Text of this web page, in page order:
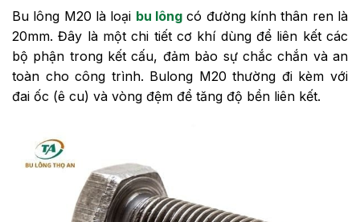
Bu lông M20 là loại bu lông có đường kính thân ren là
20mm. Đây là một chi tiết cơ khí dùng để liên kết các
bộ phận trong kết cấu, đảm bảo sự chắc chắn và an
toàn cho công trình. Bulong M20 thường đi kèm với
đai ốc (ê cu) và vòng đệm để tăng độ bền liên kết.